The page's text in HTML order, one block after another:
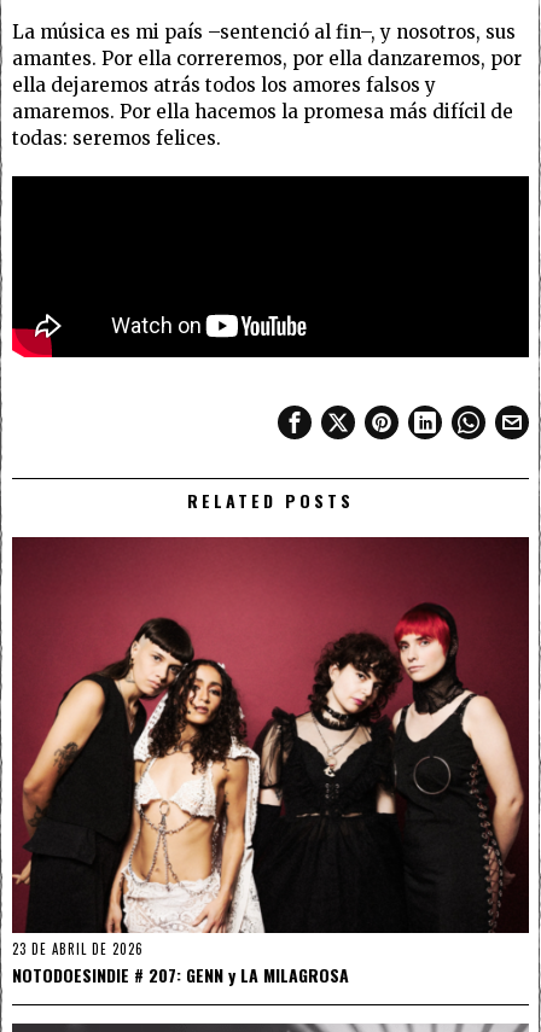
La música es mi país –sentenció al fin–, y nosotros, sus
amantes. Por ella correremos, por ella danzaremos, por
ella dejaremos atrás todos los amores falsos y
amaremos. Por ella hacemos la promesa más difícil de
todas: seremos felices.
RELATED POSTS
23 DE ABRIL DE 2026
NOTODOESINDIE # 207: GENN y LA MILAGROSA